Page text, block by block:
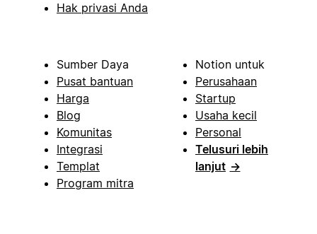
Hak privasi Anda
Sumber Daya
Pusat bantuan
Harga
Blog
Komunitas
Integrasi
Templat
Program mitra
Notion untuk
Perusahaan
Startup
Usaha kecil
Personal
Telusuri lebih
lanjut →